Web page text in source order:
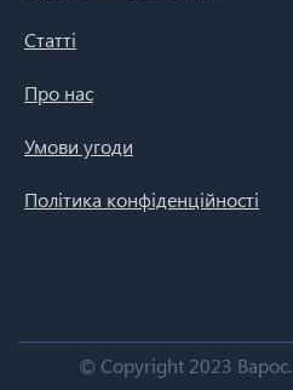
Статті
Про нас
Умови угоди
Політика конфіденційності
© Copyright 2023 Варос.